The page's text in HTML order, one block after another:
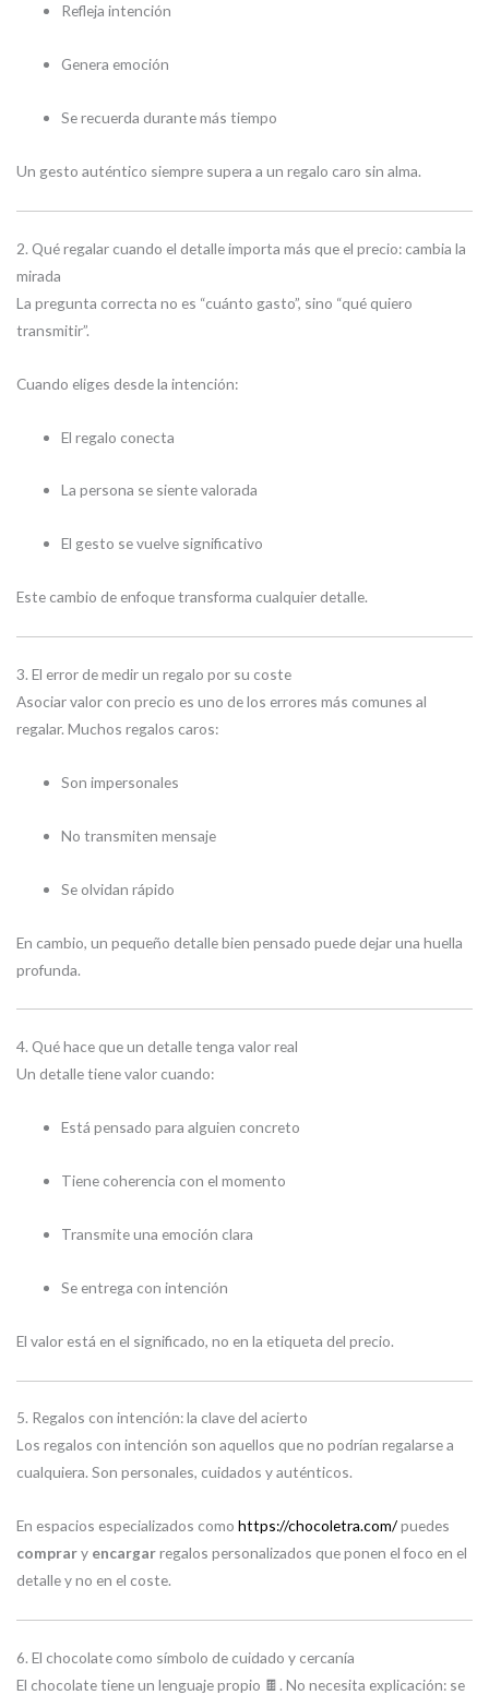
Refleja intención
Genera emoción
Se recuerda durante más tiempo
Un gesto auténtico siempre supera a un regalo caro sin alma.
2. Qué regalar cuando el detalle importa más que el precio: cambia la
mirada
La pregunta correcta no es “cuánto gasto”, sino “qué quiero
transmitir”.
Cuando eliges desde la intención:
El regalo conecta
La persona se siente valorada
El gesto se vuelve significativo
Este cambio de enfoque transforma cualquier detalle.
3. El error de medir un regalo por su coste
Asociar valor con precio es uno de los errores más comunes al
regalar. Muchos regalos caros:
Son impersonales
No transmiten mensaje
Se olvidan rápido
En cambio, un pequeño detalle bien pensado puede dejar una huella
profunda.
4. Qué hace que un detalle tenga valor real
Un detalle tiene valor cuando:
Está pensado para alguien concreto
Tiene coherencia con el momento
Transmite una emoción clara
Se entrega con intención
El valor está en el significado, no en la etiqueta del precio.
5. Regalos con intención: la clave del acierto
Los regalos con intención son aquellos que no podrían regalarse a
cualquiera. Son personales, cuidados y auténticos.
En espacios especializados como https://chocoletra.com/puedes
comprary encargarregalos personalizados que ponen el foco en el
detalle y no en el coste.
6. El chocolate como símbolo de cuidado y cercanía
El chocolate tiene un lenguaje propio 🍫. No necesita explicación: se